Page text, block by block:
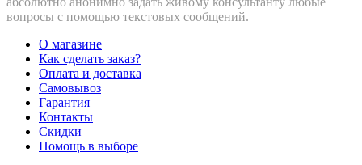
вопросы с помощью текстовых сообщений.
О магазине
Как сделать заказ?
Оплата и доставка
Самовывоз
Гарантия
Контакты
Скидки
Помощь в выборе